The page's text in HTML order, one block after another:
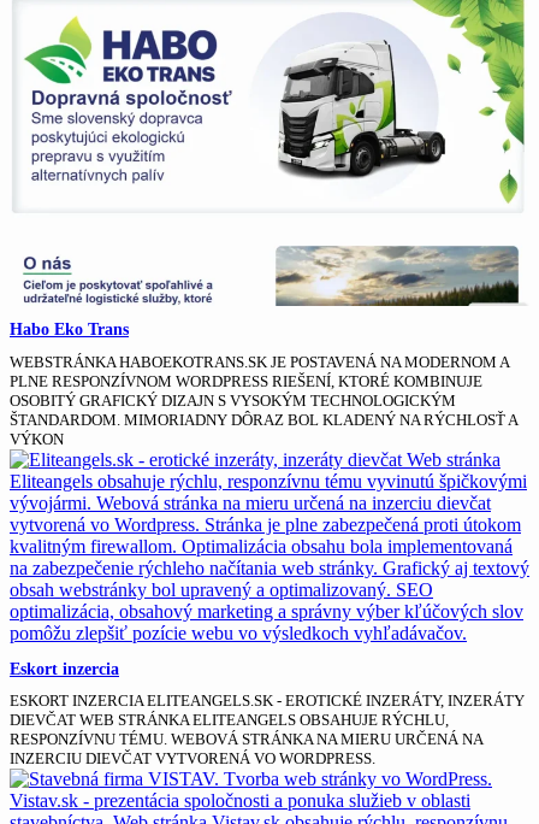
Habo Eko Trans
WEBSTRÁNKA HABOEKOTRANS.SK JE POSTAVENÁ NA MODERNOM A
PLNE RESPONZÍVNOM WORDPRESS RIEŠENÍ, KTORÉ KOMBINUJE
OSOBITÝ GRAFICKÝ DIZAJN S VYSOKÝM TECHNOLOGICKÝM
ŠTANDARDOM. MIMORIADNY DÔRAZ BOL KLADENÝ NA RÝCHLOSŤ A
VÝKON
Eskort inzercia
ESKORT INZERCIA ELITEANGELS.SK - EROTICKÉ INZERÁTY, INZERÁTY
DIEVČAT WEB STRÁNKA ELITEANGELS OBSAHUJE RÝCHLU,
RESPONZÍVNU TÉMU. WEBOVÁ STRÁNKA NA MIERU URČENÁ NA
INZERCIU DIEVČAT VYTVORENÁ VO WORDPRESS.